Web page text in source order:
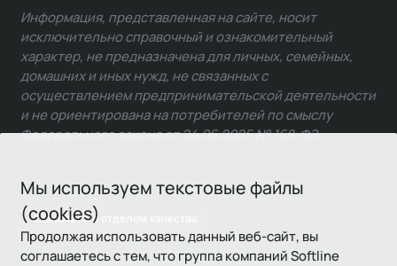
Мы используем текстовые файлы
(cookies)
Продолжая использовать данный веб-сайт, вы
соглашаетесь с тем, что группа компаний Softline
Связаться с отделом качества
Информация, представленная на сайте, носит
исключительно справочный и ознакомительный
характер, не предназначена для личных, семейных,
домашних и иных нужд, не связанных с
осуществлением предпринимательской деятельности
и не ориентирована на потребителей по смыслу
Федерального закона от 24.06.2025 № 168-ФЗ.